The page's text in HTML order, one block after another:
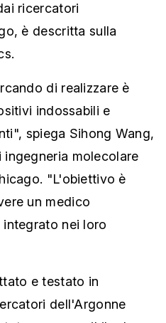
ricercatori
è descritta sulla
di realizzare è
indossabili e
spiega Sihong Wang,
molecolare
"L'obiettivo è
un medico
integrato nei loro
e testato in
dell'Argonne